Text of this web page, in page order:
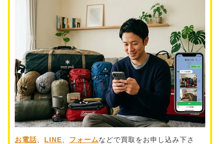
お電話 LINE フォームなどで買取をお申し込み下さ